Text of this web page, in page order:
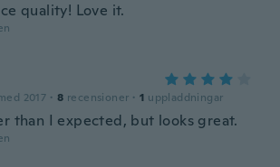
quality! Love it.
2017 · 8 recensioner · 1 uppladdningar
than I expected, but looks great.